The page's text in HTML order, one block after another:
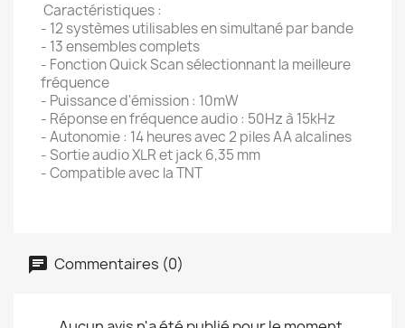
Caractéristiques :
- 12 systèmes utilisables en simultané par bande
- 13 ensembles complets
- Fonction Quick Scan sélectionnant la meilleure
fréquence
- Puissance d'émission : 10mW
- Réponse en fréquence audio : 50Hz à 15kHz
- Autonomie : 14 heures avec 2 piles AA alcalines
- Sortie audio XLR et jack 6,35 mm
- Compatible avec la TNT
Commentaires (0)